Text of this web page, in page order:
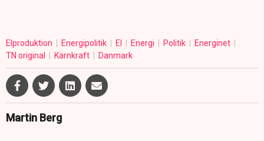
Elproduktion Energipolitik El Energi Politik
Energinet
TN original
Kärnkraft Danmark
Martin Berg